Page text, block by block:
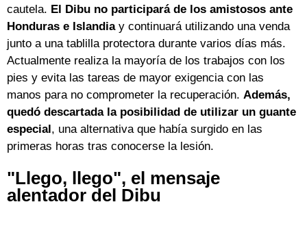
cautela. El Dibu no participará de los amistosos ante
Honduras e Islandia y continuará utilizando una venda
junto a una tablilla protectora durante varios días más.
Actualmente realiza la mayoría de los trabajos con los
pies y evita las tareas de mayor exigencia con las
manos para no comprometer la recuperación. Además,
quedó descartada la posibilidad de utilizar un guante
especial , una alternativa que había surgido en las
primeras horas tras conocerse la lesión.
"Llego, llego", el mensaje
alentador del Dibu